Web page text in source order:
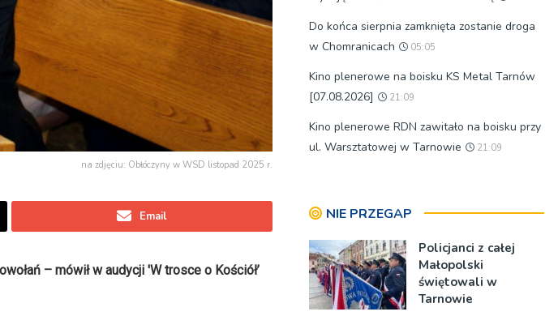
na zdjęciu: Obłóczyny w WSD listopad 2025 r.
Email
– mówił w audycji 'W trosce o Kościół’
Do końca sierpnia zamknięta zostanie droga
w Chomranicach
05:05
Kino plenerowe na boisku KS Metal Tarnów
[07.08.2026]
21:09
Kino plenerowe RDN zawitało na boisku przy
ul. Warsztatowej w Tarnowie
21:09
NIE PRZEGAP
Policjanci z całej
Małopolski
świętowali w
Tarnowie